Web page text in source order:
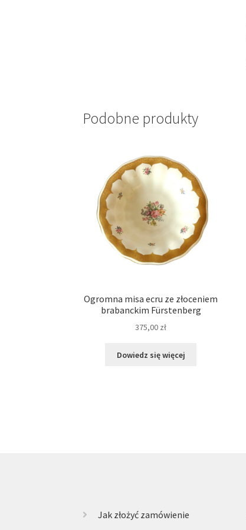
Podobne produkty
Ogromna misa ecru ze złoceniem
brabanckim Fürstenberg
375,00 zł
Dowiedz się więcej
Jak złożyć zamówienie